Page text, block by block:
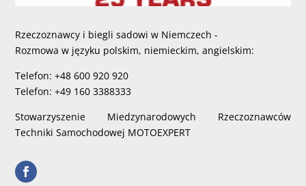
Rzeczoznawcy i biegli sadowi w Niemczech -
Rozmowa w języku polskim, niemieckim, angielskim:
Telefon: +48 600 920 920
Telefon: +49 160 3388333
Stowarzyszenie Miedzynarodowych Rzeczoznawców
Techniki Samochodowej MOTOEXPERT